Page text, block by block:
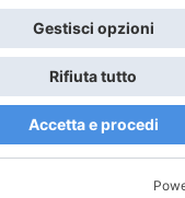
Al “Forte di Bard”
(e di Pietro Rigosi)
agosto in bus e sulla Sassi –